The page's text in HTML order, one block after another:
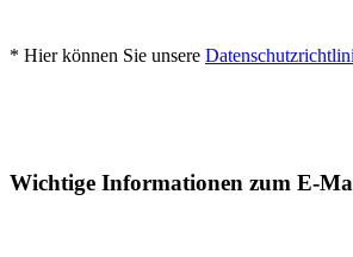
* Hier können Sie unsere
Wichtige Informationen zum E-